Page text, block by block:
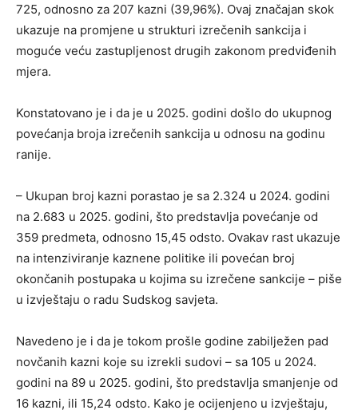
725, odnosno za 207 kazni (39,96%). Ovaj značajan skok
ukazuje na promjene u strukturi izrečenih sankcija i
moguće veću zastupljenost drugih zakonom predviđenih
mjera.
Konstatovano je i da je u 2025. godini došlo do ukupnog
povećanja broja izrečenih sankcija u odnosu na godinu
ranije.
– Ukupan broj kazni porastao je sa 2.324 u 2024. godini
na 2.683 u 2025. godini, što predstavlja povećanje od
359 predmeta, odnosno 15,45 odsto. Ovakav rast ukazuje
na intenziviranje kaznene politike ili povećan broj
okončanih postupaka u kojima su izrečene sankcije – piše
u izvještaju o radu Sudskog savjeta.
Navedeno je i da je tokom prošle godine zabilježen pad
novčanih kazni koje su izrekli sudovi – sa 105 u 2024.
godini na 89 u 2025. godini, što predstavlja smanjenje od
16 kazni, ili 15,24 odsto. Kako je ocijenjeno u izvještaju,